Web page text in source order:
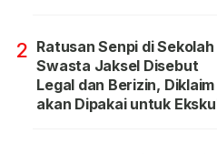
2 Ratusan Senpi di Sekolah
Swasta Jaksel Disebut
Legal dan Berizin, Diklaim
akan Dipakai untuk